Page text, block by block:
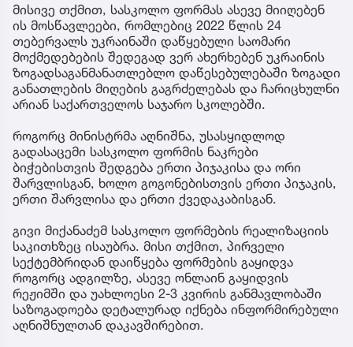
მისივე თქმით, სასკოლო ფორმას ასევე მიიღებენ
ის მოსწავლეები, რომლებიც 2022 წლის 24
თებერვალს უკრაინაში დაწყებული საომარი
მოქმედებების შედეგად ვერ ახერხებენ უკრაინის
ზოგადსაგანმანათლებლო დაწესებულებაში ზოგადი
განათლების მიღების გაგრძელებას და ჩარიცხულნი
არიან საქართველოს საჯარო სკოლებში.
როგორც მინისტრმა აღნიშნა, უსასყიდლოდ
გადასაცემი სასკოლო ფორმის ნაკრები
ბიჭებისთვის შედგება ერთი პიჯაკისა და ორი
შარვლისგან, ხოლო გოგონებისთვის ერთი პიჯაკის,
ერთი შარვლისა და ერთი ქვედაკაბისგან.
გივი მიქანაძემ სასკოლო ფორმების რეალიზაციის
საკითხზეც ისაუბრა. მისი თქმით, პირველი
სექტემბრიდან დაიწყება ფორმების გაყიდვა
როგორც ადგილზე, ასევე ონლაინ გაყიდვის
რეჟიმში და უახლოესი 2-3 კვირის განმავლობაში
საზოგადოება დეტალურად იქნება ინფორმირებული
აღნიშნულთან დაკავშირებით.